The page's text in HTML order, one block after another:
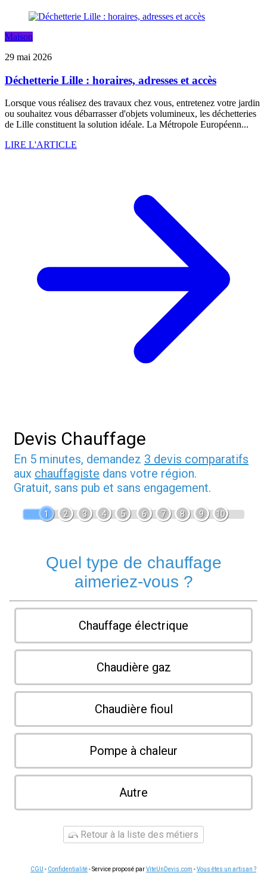
Maison
29 mai 2026
Déchetterie Lille : horaires, adresses et accès
Lorsque vous réalisez des travaux chez vous, entretenez votre jardin
ou souhaitez vous débarrasser d'objets volumineux, les déchetteries
de Lille constituent la solution idéale. La Métropole Européenn...
LIRE L'ARTICLE
Devis Chauffage
En 5 minutes, demandez 3 devis comparatifs
aux chauffagiste dans votre région.
Gratuit, sans pub et sans engagement.
1 2 3 4 5 6 7 8 9 10
Quel type de chauffage
aimeriez-vous ?
Chauffage électrique
Chaudière gaz
Chaudière fioul
Pompe à chaleur
Autre
Retour à la liste des métiers
CGU - Confidentialité- Service proposé parViteUnDevis.com -Vous êtes un artisan ?